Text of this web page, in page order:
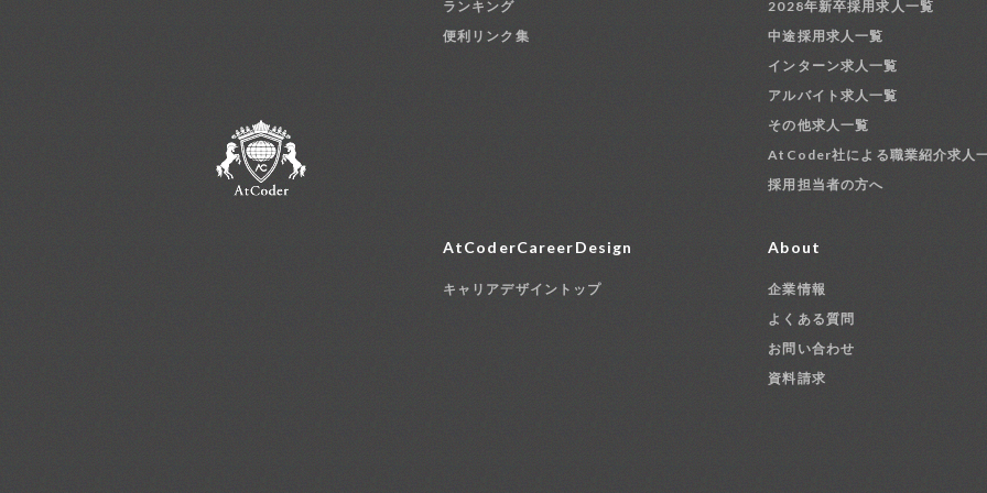
ランキング
便利リンク集
2028年新卒採用求人一覧
中途採用求人一覧
インターン求人一覧
アルバイト求人一覧
その他求人一覧
AtCoder社による職業紹介求人
採用担当者の方へ
AtCoderCareerDesign
キャリアデザイントップ
About
企業情報
よくある質問
お問い合わせ
資料請求